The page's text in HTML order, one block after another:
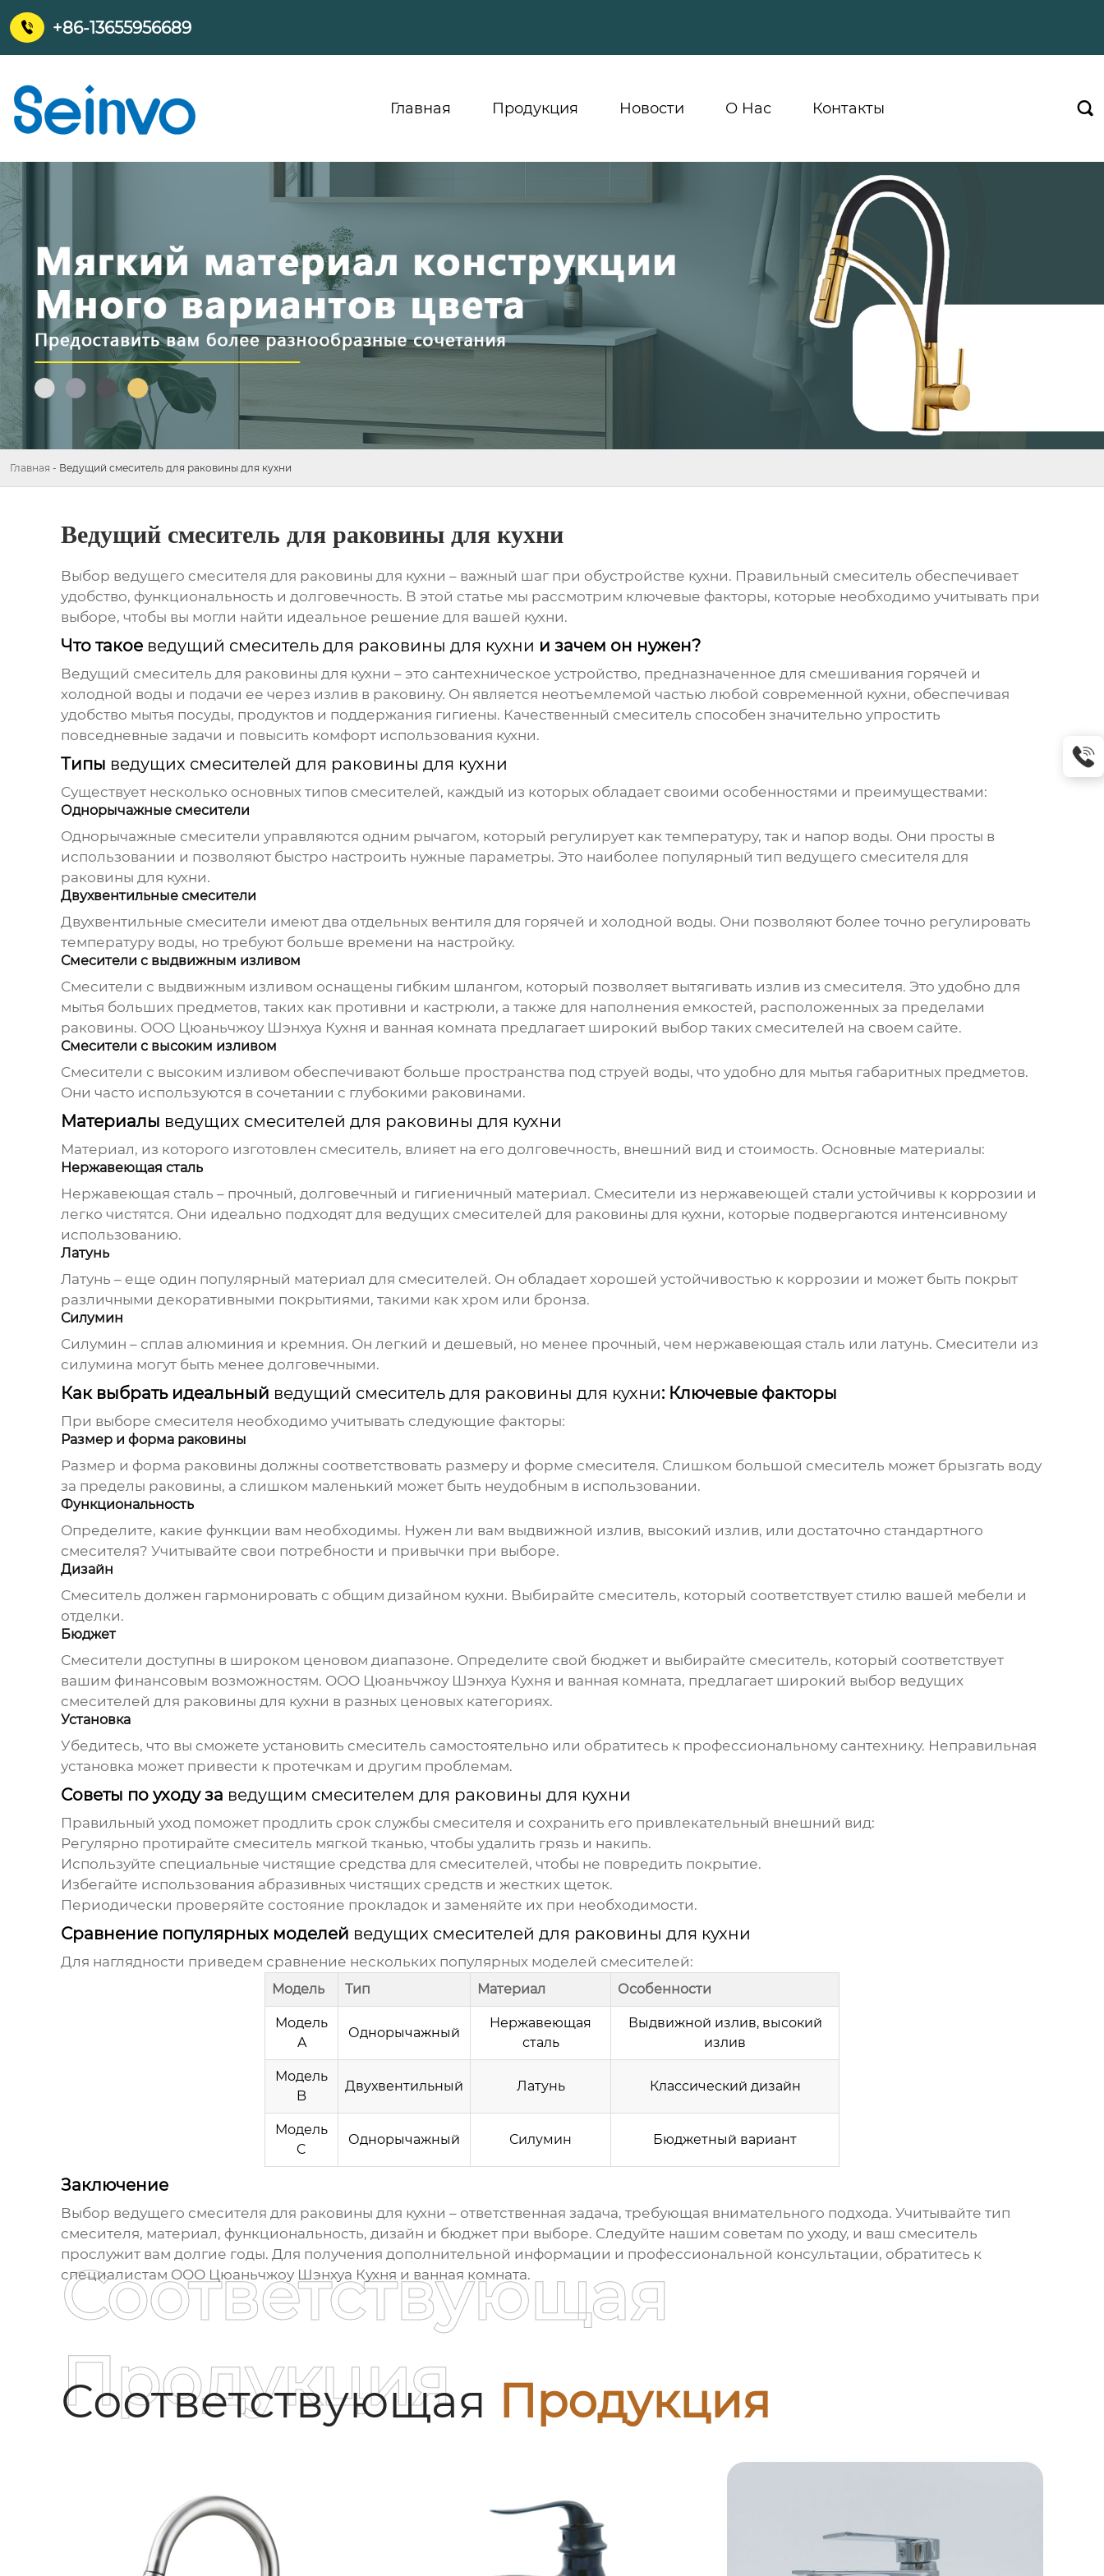
 +86-13655956689
Главная Продукция Новости О Hас Контакты 
Главная - Ведущий смеситель для раковины для кухни
Ведущий смеситель для раковины для кухни
Выбор ведущего смесителя для раковины для кухни – важный шаг при обустройстве кухни. Правильный смеситель обеспечивает
удобство, функциональность и долговечность. В этой статье мы рассмотрим ключевые факторы, которые необходимо учитывать при
выборе, чтобы вы могли найти идеальное решение для вашей кухни.
Что такое ведущий смеситель для раковины для кухни и зачем он нужен?
Ведущий смеситель для раковины для кухни – это сантехническое устройство, предназначенное для смешивания горячей и
холодной воды и подачи ее через излив в раковину. Он является неотъемлемой частью любой современной кухни, обеспечивая
удобство мытья посуды, продуктов и поддержания гигиены. Качественный смеситель способен значительно упростить
повседневные задачи и повысить комфорт использования кухни.
Типы ведущих смесителей для раковины для кухни
Существует несколько основных типов смесителей, каждый из которых обладает своими особенностями и преимуществами:
Однорычажные смесители
Однорычажные смесители управляются одним рычагом, который регулирует как температуру, так и напор воды. Они просты в
использовании и позволяют быстро настроить нужные параметры. Это наиболее популярный тип ведущего смесителя для
раковины для кухни.
Двухвентильные смесители
Двухвентильные смесители имеют два отдельных вентиля для горячей и холодной воды. Они позволяют более точно регулировать
температуру воды, но требуют больше времени на настройку.
Смесители с выдвижным изливом
Смесители с выдвижным изливом оснащены гибким шлангом, который позволяет вытягивать излив из смесителя. Это удобно для
мытья больших предметов, таких как противни и кастрюли, а также для наполнения емкостей, расположенных за пределами
раковины. ООО Цюаньчжоу Шэнхуа Кухня и ванная комната предлагает широкий выбор таких смесителей на своем сайте.
Смесители с высоким изливом
Смесители с высоким изливом обеспечивают больше пространства под струей воды, что удобно для мытья габаритных предметов.
Они часто используются в сочетании с глубокими раковинами.
Материалы ведущих смесителей для раковины для кухни
Материал, из которого изготовлен смеситель, влияет на его долговечность, внешний вид и стоимость. Основные материалы:
Нержавеющая сталь
Нержавеющая сталь – прочный, долговечный и гигиеничный материал. Смесители из нержавеющей стали устойчивы к коррозии и
легко чистятся. Они идеально подходят для ведущих смесителей для раковины для кухни, которые подвергаются интенсивному
использованию.
Латунь
Латунь – еще один популярный материал для смесителей. Он обладает хорошей устойчивостью к коррозии и может быть покрыт
различными декоративными покрытиями, такими как хром или бронза.
Силумин
Силумин – сплав алюминия и кремния. Он легкий и дешевый, но менее прочный, чем нержавеющая сталь или латунь. Смесители из
силумина могут быть менее долговечными.
Как выбрать идеальный ведущий смеситель для раковины для кухни: Ключевые факторы
При выборе смесителя необходимо учитывать следующие факторы:
Размер и форма раковины
Размер и форма раковины должны соответствовать размеру и форме смесителя. Слишком большой смеситель может брызгать воду
за пределы раковины, а слишком маленький может быть неудобным в использовании.
Функциональность
Определите, какие функции вам необходимы. Нужен ли вам выдвижной излив, высокий излив, или достаточно стандартного
смесителя? Учитывайте свои потребности и привычки при выборе.
Дизайн
Смеситель должен гармонировать с общим дизайном кухни. Выбирайте смеситель, который соответствует стилю вашей мебели и
отделки.
Бюджет
Смесители доступны в широком ценовом диапазоне. Определите свой бюджет и выбирайте смеситель, который соответствует
вашим финансовым возможностям. ООО Цюаньчжоу Шэнхуа Кухня и ванная комната, предлагает широкий выбор ведущих
смесителей для раковины для кухни в разных ценовых категориях.
Установка
Убедитесь, что вы сможете установить смеситель самостоятельно или обратитесь к профессиональному сантехнику. Неправильная
установка может привести к протечкам и другим проблемам.
Советы по уходу за ведущим смесителем для раковины для кухни
Правильный уход поможет продлить срок службы смесителя и сохранить его привлекательный внешний вид:
Регулярно протирайте смеситель мягкой тканью, чтобы удалить грязь и накипь.
Используйте специальные чистящие средства для смесителей, чтобы не повредить покрытие.
Избегайте использования абразивных чистящих средств и жестких щеток.
Периодически проверяйте состояние прокладок и заменяйте их при необходимости.
Сравнение популярных моделей ведущих смесителей для раковины для кухни
Для наглядности приведем сравнение нескольких популярных моделей смесителей:
Модель Тип Материал Особенности
Модель
A
Однорычажный
Нержавеющая
сталь
Выдвижной излив, высокий
излив
Модель
B
Двухвентильный Латунь Классический дизайн
Модель
C
Однорычажный Силумин Бюджетный вариант
Заключение
Выбор ведущего смесителя для раковины для кухни – ответственная задача, требующая внимательного подхода. Учитывайте тип
смесителя, материал, функциональность, дизайн и бюджет при выборе. Следуйте нашим советам по уходу, и ваш смеситель
прослужит вам долгие годы. Для получения дополнительной информации и профессиональной консультации, обратитесь к
специалистам ООО Цюаньчжоу Шэнхуа Кухня и ванная комната.
Соответствующая Продукция
Соответствующая
Продукция